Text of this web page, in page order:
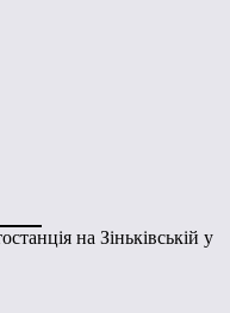
на Зіньківській у